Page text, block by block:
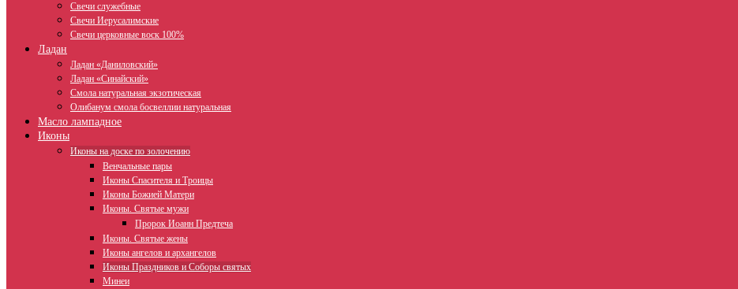
Свечи служебные
Свечи Иерусалимские
Свечи церковные воск 100%
Ладан
Ладан «Даниловский»
Ладан «Синайский»
Смола натуральная экзотическая
Олибанум смола босвеллии натуральная
Масло лампадное
Иконы
Иконы на доске по золочению
Венчальные пары
Иконы Спасителя и Троицы
Иконы Божией Матери
Иконы. Святые мужи
Пророк Иоанн Предтеча
Иконы. Святые жены
Иконы ангелов и архангелов
Иконы Праздников и Соборы святых
Минеи